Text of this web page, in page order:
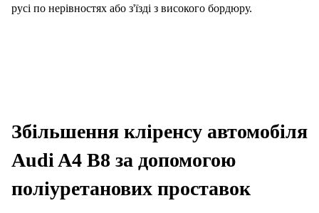
русі по нерівностях або з'їзді з високого бордюру.
Збільшення кліренсу автомобіля
Audi A4 B8 за допомогою
поліуретанових проставок